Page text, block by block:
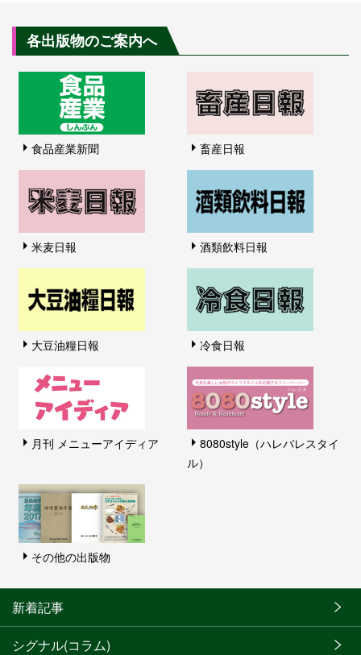
各出版物のご案内へ
食品産業新聞 畜産日報
米麦日報 酒類飲料日報
大豆油糧日報 冷食日報
月刊 メニューアイディア
8080style（ハレバレスタイ
ル）
その他の出版物
新着記事
シグナル(コラム)